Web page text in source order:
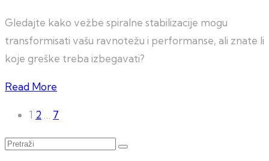
Gledajte kako vežbe spiralne stabilizacije mogu
transformisati vašu ravnotežu i performanse, ali znate li
koje greške treba izbegavati?
Read More
Paginacija
članaka
1 2 … 7
Pretraži